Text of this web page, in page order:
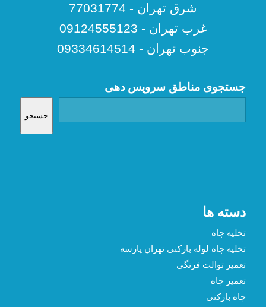
شرق تهران - 77031774
غرب تهران - 09124555123
جنوب تهران - 09334614514
جستجوی مناطق سرویس دهی
جستجو
دسته ها
تخلیه چاه
تخلیه چاه لوله بازکنی تهران پارسه
تعمیر توالت فرنگی
تعمیر چاه
چاه بازکنی